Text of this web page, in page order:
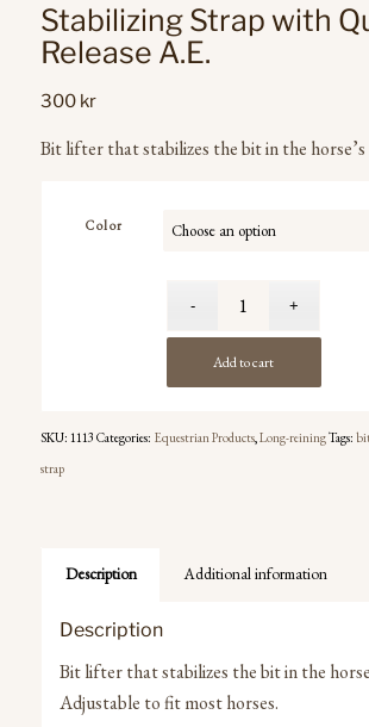
Stabilizing Strap with
Release A.E.
300 kr
Bit lifter that stabilizes the bit in the
Color
Add to cart
SKU: 1113 Categories: Equestrian Products,Long-reiningTags:
strap
Description Additional information
Description
Bit lifter that stabilizes the bit in the
Adjustable to fit most horses.